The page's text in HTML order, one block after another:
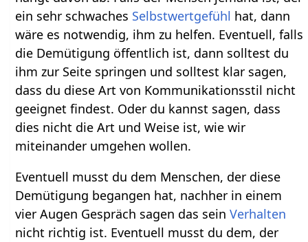
ein sehr schwaches Selbstwertgefühl hat, dann
wäre es notwendig, ihm zu helfen. Eventuell, falls
die Demütigung öffentlich ist, dann solltest du
ihm zur Seite springen und solltest klar sagen,
dass du diese Art von Kommunikationsstil nicht
geeignet findest. Oder du kannst sagen, dass
dies nicht die Art und Weise ist, wie wir
miteinander umgehen wollen.
Eventuell musst du dem Menschen, der diese
Demütigung begangen hat, nachher in einem
vier Augen Gespräch sagen das seinVerhalten
nicht richtig ist. Eventuell musst du dem, der